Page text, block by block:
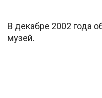
В декабре 2002 года
музей.